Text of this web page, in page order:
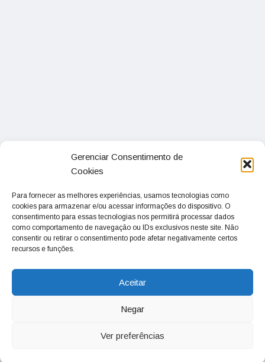
Gerenciar Consentimento de
Cookies
Para fornecer as melhores experiências, usamos tecnologias como
cookies para armazenar e/ou acessar informações do dispositivo. O
consentimento para essas tecnologias nos permitirá processar dados
como comportamento de navegação ou IDs exclusivos neste site. Não
consentir ou retirar o consentimento pode afetar negativamente certos
recursos e funções.
Aceitar
Negar
Ver preferências